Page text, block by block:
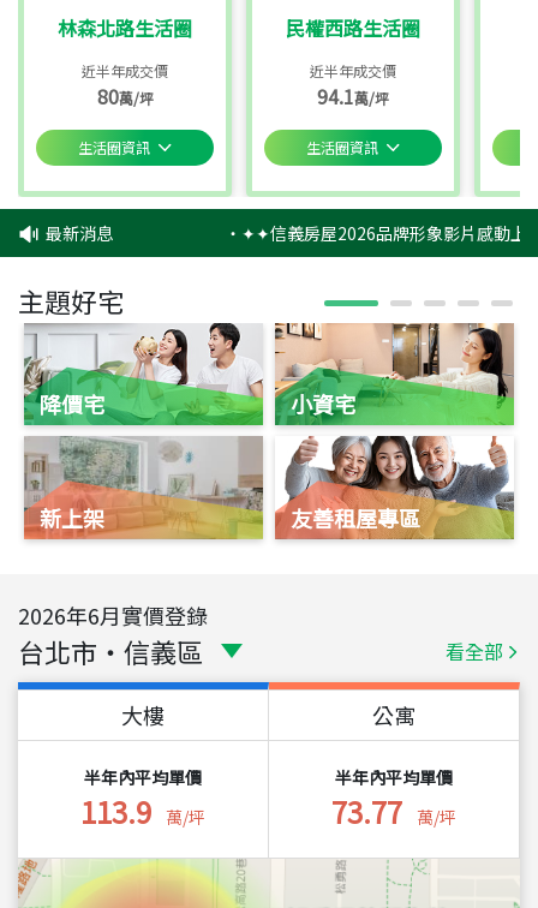
林森北路生活圈
近半年成交價
80萬/坪
生活圈資訊
民權西路生活圈
近半年成交價
94.1萬/坪
生活圈資訊
最新消息 ‧✦✦信義房屋2026品牌形象影片感動上
主題好宅
降價宅
新上架
小資宅
友善租屋專區
2026年6月實價登錄
台北市 ・ 信義區 看全部
大樓
半年內平均單價
113.9 萬/坪
公寓
半年內平均單價
73.77 萬/坪